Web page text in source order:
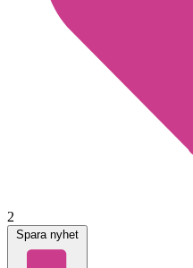
2
Spara nyhet